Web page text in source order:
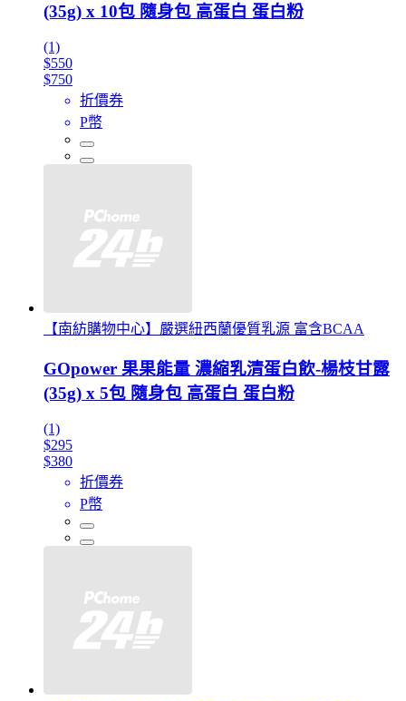
(35g) x 10包 隨身包 高蛋白 蛋白粉
(1)
$550
$750
折價券
P幣
【南紡購物中心】嚴選紐西蘭優質乳源 富含BCAA
GOpower 果果能量 濃縮乳清蛋白飲-楊枝甘露
(35g) x 5包 隨身包 高蛋白 蛋白粉
(1)
$295
$380
折價券
P幣